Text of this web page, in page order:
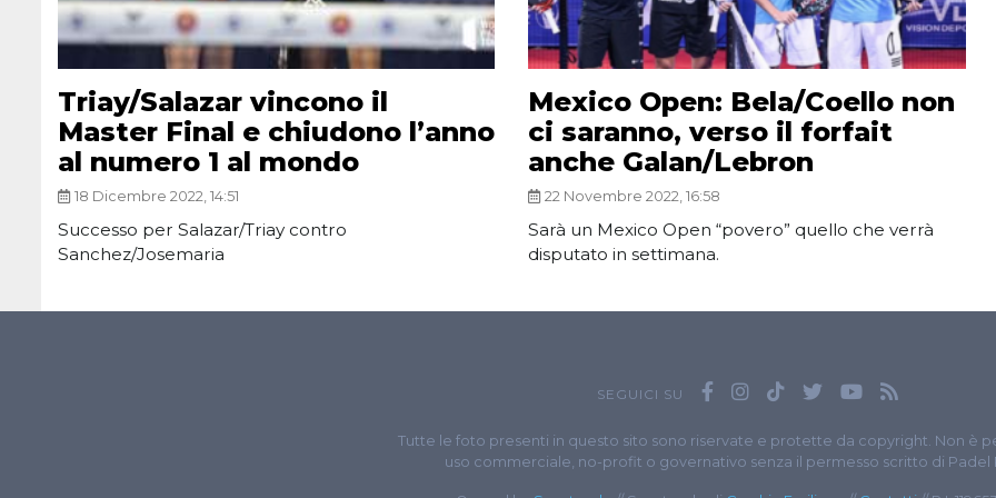
Triay/Salazar vincono il
Master Final e chiudono l’anno
al numero 1 al mondo
18 Dicembre 2022, 14:51
Successo per Salazar/Triay contro
Sanchez/Josemaria
Mexico Open: Bela/Coello non
ci saranno, verso il forfait
anche Galan/Lebron
22 Novembre 2022, 16:58
Sarà un Mexico Open “povero” quello che verrà
disputato in settimana.
SEGUICI SU
Tutte le foto presenti in questo sito sono riservate e protette da copyright. Non è
uso commerciale, no-profit o governativo senza il permesso scritto di Padel